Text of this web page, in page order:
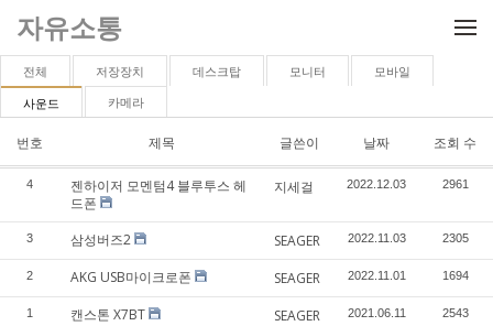
자유소통
전체 저장장치 데스크탑 모니터 모바일
사운드 카메라
번호 제목 글쓴이 날짜 조회 수
4
젠하이저 모멘텀4 블루투스 헤
드폰
지세걸 2022.12.03 2961
3 삼성버즈2 SEAGER 2022.11.03 2305
2 AKG USB마이크로폰 SEAGER 2022.11.01 1694
1 캔스톤 X7BT SEAGER 2021.06.11 2543